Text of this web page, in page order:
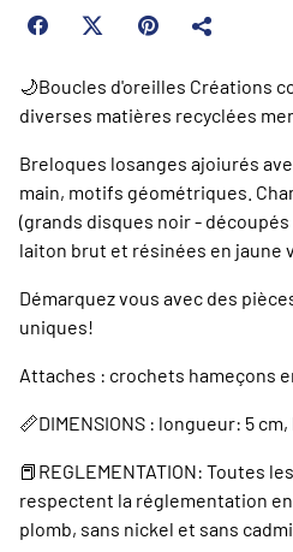
🌙Boucles d'oreilles Créations
diverses matières recyclées
Breloques losanges ajoiurés
main, motifs géométriques.
(grands disques noir -
laiton brut et résinées en jaune
Démarquez vous avec des
uniques!
Attaches : crochets hameçons
📏DIMENSIONS : longueur: 5
📕REGLEMENTATION: Toutes
respectent la réglementation
plomb, sans nickel et sans